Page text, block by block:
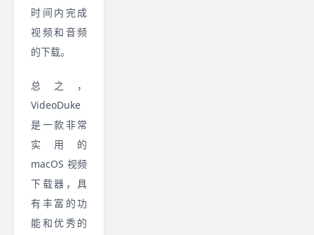
时间内完成
视频和音频
的下载。
总之，
VideoDuke
是一款非常
实用的
macOS 视频
下载器，具
有丰富的功
能和优秀的